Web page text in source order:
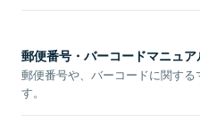
郵便番号・バーコードマニュア
郵便番号や、バーコードに関する
す。